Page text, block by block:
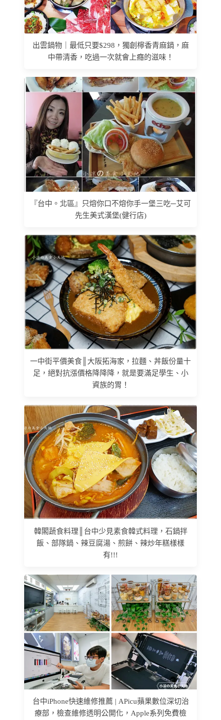
出雲鍋物｜最低只要$298，獨創檸香青麻鍋，麻
中帶清香，吃過一次就會上癮的滋味！
『台中。北區』只熔你口不熔你手一堡三吃─艾可
先生美式漢堡(健行店)
一中街平價美食║大阪拓海家，拉麵、丼飯份量十
足，絕對抗漲價格降降降，就是要滿足學生、小
資族的胃！
韓閣蔬食料理║台中少見素食韓式料理，石鍋拌
飯、部隊鍋、辣豆腐湯、煎餅、辣炒年糕樣樣
有!!!
台中iPhone快速維修推薦 | APicu蘋果數位深切治
療部，檢查維修透明公開化，Apple系列免費檢